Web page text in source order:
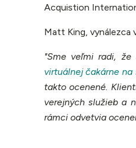
Acquistion
Matt King, vynálezca
"Sme veľmi radi,
virtuálnej čakárne
takto ocenené.
verejných služieb a
rámci odvetvia